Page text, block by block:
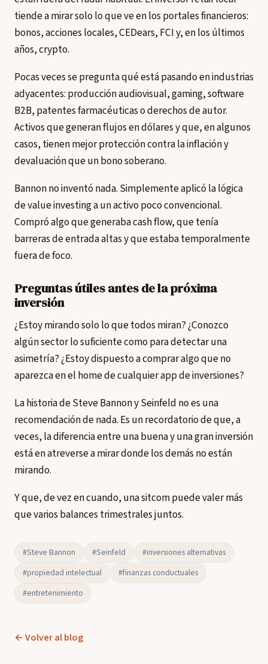
tiende a mirar solo lo que ve en los portales financieros:
bonos, acciones locales, CEDears, FCI y, en los últimos
años, crypto.
Pocas veces se pregunta qué está pasando en industrias
adyacentes: producción audiovisual, gaming, software
B2B, patentes farmacéuticas o derechos de autor.
Activos que generan flujos en dólares y que, en algunos
casos, tienen mejor protección contra la inflación y
devaluación que un bono soberano.
Bannon no inventó nada. Simplemente aplicó la lógica
de value investing a un activo poco convencional.
Compró algo que generaba cash flow, que tenía
barreras de entrada altas y que estaba temporalmente
fuera de foco.
Preguntas útiles antes de la próxima
inversión
¿Estoy mirando solo lo que todos miran? ¿Conozco
algún sector lo suficiente como para detectar una
asimetría? ¿Estoy dispuesto a comprar algo que no
aparezca en el home de cualquier app de inversiones?
La historia de Steve Bannon y Seinfeld no es una
recomendación de nada. Es un recordatorio de que, a
veces, la diferencia entre una buena y una gran inversión
está en atreverse a mirar donde los demás no están
mirando.
Y que, de vez en cuando, una sitcom puede valer más
que varios balances trimestrales juntos.
#Steve Bannon #Seinfeld
#inversiones alternativas
#propiedad intelectual
#finanzas conductuales
#entretenimiento
← Volver al blog